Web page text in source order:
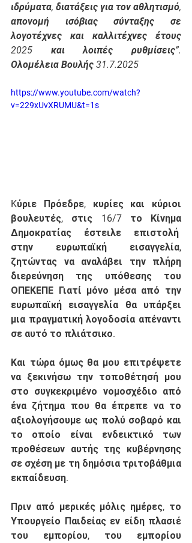
ιδρύματα, διατάξεις για τον αθλητισμό,
απονομή ισόβιας σύνταξης σε
λογοτέχνες και καλλιτέχνες έτους
2025 και λοιπές ρυθμίσεις”.
Ολομέλεια Βουλής 31.7.2025
https://www.youtube.com/watch?
v=229xUvXRUMU&t=1s
Kύριε Πρόεδρε, κυρίες και κύριοι
βουλευτές, στις 16/7 το Κίνημα
Δημοκρατίας έστειλε επιστολή
στην ευρωπαϊκή εισαγγελία,
ζητώντας να αναλάβει την πλήρη
διερεύνηση της υπόθεσης του
ΟΠΕΚΕΠΕ Γιατί μόνο μέσα από την
ευρωπαϊκή εισαγγελία θα υπάρξει
μια πραγματική λογοδοσία απέναντι
σε αυτό το πλιάτσικο.
Και τώρα όμως θα μου επιτρέψετε
να ξεκινήσω την τοποθέτησή μου
στο συγκεκριμένο νομοσχέδιο από
ένα ζήτημα που θα έπρεπε να το
αξιολογήσουμε ως πολύ σοβαρό και
το οποίο είναι ενδεικτικό των
προθέσεων αυτής της κυβέρνησης
σε σχέση με τη δημόσια τριτοβάθμια
εκπαίδευση.
Πριν από μερικές μόλις ημέρες, το
Υπουργείο Παιδείας εν είδη πλασιέ
του εμπορίου, του εμπορίου